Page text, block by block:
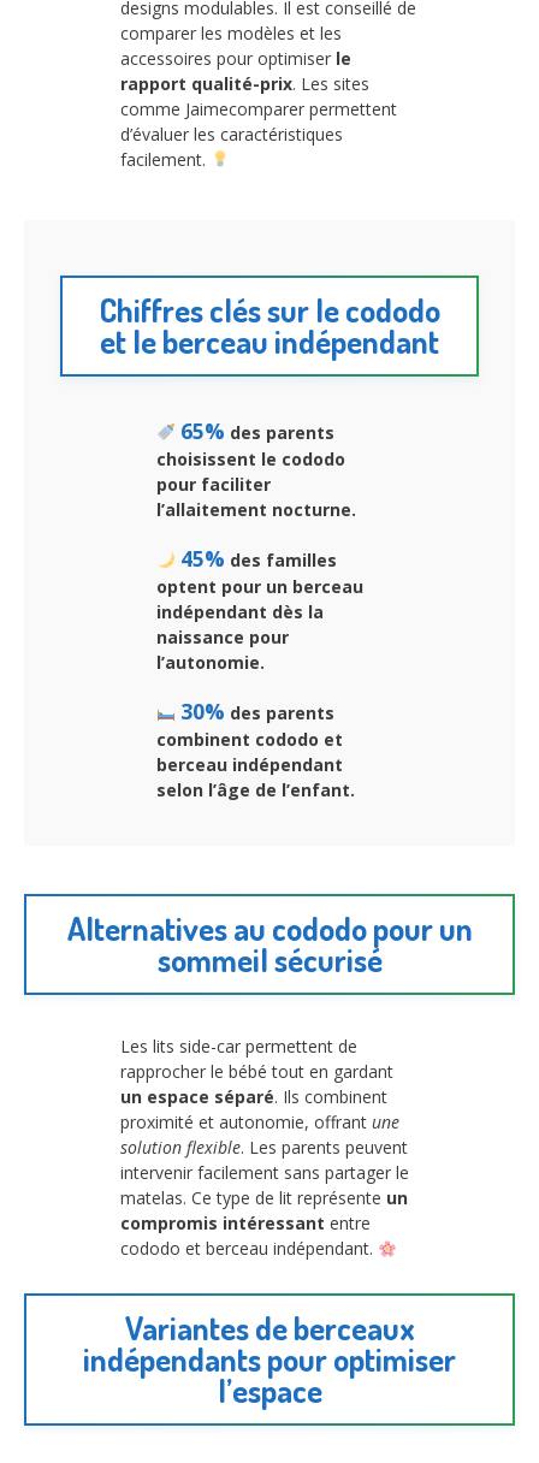
designs modulables. Il est conseillé de
comparer les modèles et les
accessoires pour optimiser le
rapport qualité-prix. Les sites
comme Jaimecomparer permettent
d’évaluer les caractéristiques
facilement.
Chiffres clés sur le cododo
et le berceau indépendant
65% des parents
choisissent le cododo
pour faciliter
l’allaitement nocturne.
45% des familles
optent pour un berceau
indépendant dès la
naissance pour
l’autonomie.
30% des parents
combinent cododo et
berceau indépendant
selon l’âge de l’enfant.
Alternatives au cododo pour un
sommeil sécurisé
Les lits side-car permettent de
rapprocher le bébé tout en gardant
un espace séparé. Ils combinent
proximité et autonomie, offrant une
solution flexible. Les parents peuvent
intervenir facilement sans partager le
matelas. Ce type de lit représente un
compromis intéressant entre
cododo et berceau indépendant.
Variantes de berceaux
indépendants pour optimiser
l’espace